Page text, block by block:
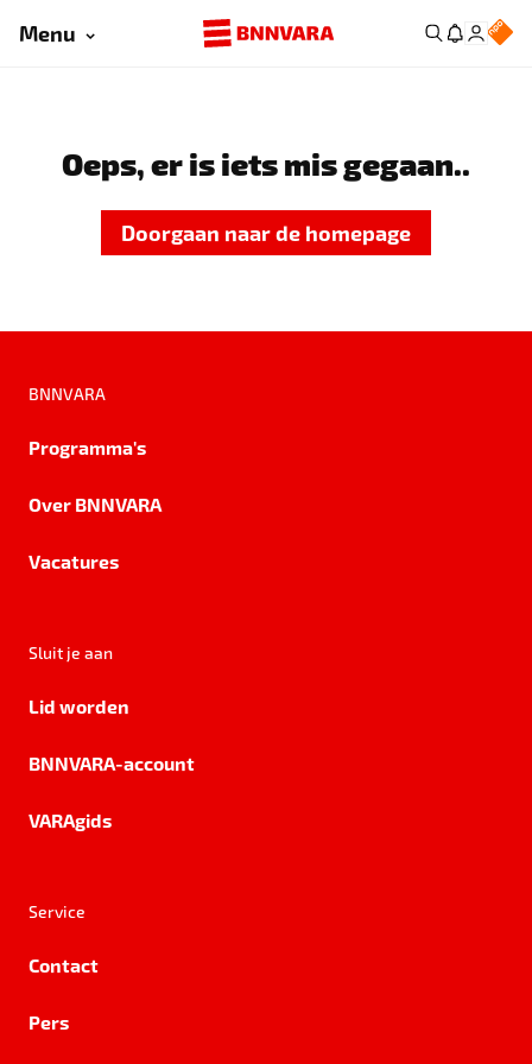
Menu
Oeps, er is iets mis gegaan..
Doorgaan naar de homepage
BNNVARA
Programma's
Over BNNVARA
Vacatures
Sluit je aan
Lid worden
BNNVARA-account
VARAgids
Service
Contact
Pers